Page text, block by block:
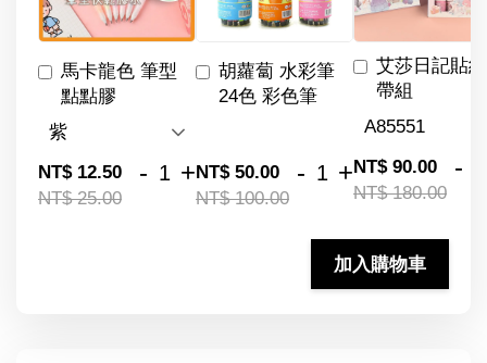
馬卡龍色 筆型
點點膠
NT$ 12.50
NT$ 25.00
- +
胡蘿蔔 水彩筆
24色 彩色筆
NT$ 50.00
NT$ 100.00
- +
艾莎日記貼
帶組
NT$ 90.00
NT$ 180.00
-
加入購物車